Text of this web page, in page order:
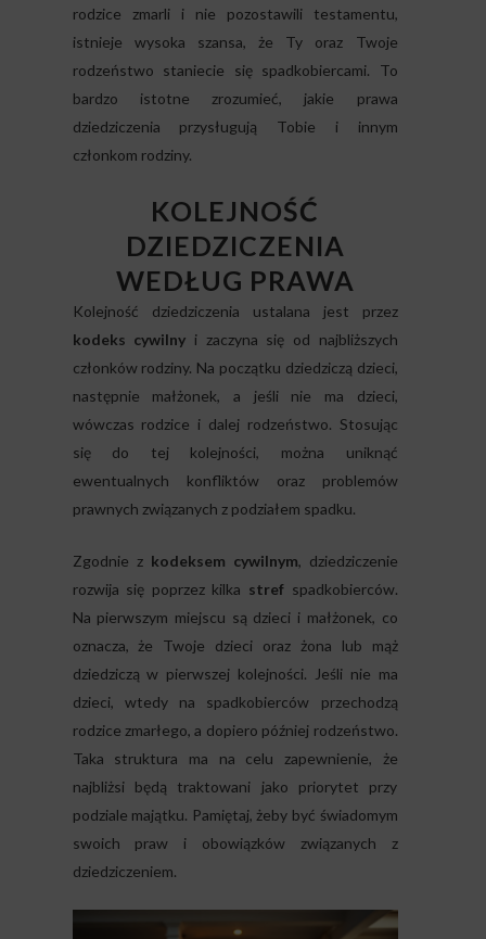
rodzice zmarli i nie pozostawili testamentu,
istnieje wysoka szansa, że Ty oraz Twoje
rodzeństwo staniecie się spadkobiercami. To
bardzo istotne zrozumieć, jakie prawa
dziedziczenia przysługują Tobie i innym
członkom rodziny.
KOLEJNOŚĆ
DZIEDZICZENIA
WEDŁUG PRAWA
Kolejność dziedziczenia ustalana jest przez
kodeks cywilny i zaczyna się od najbliższych
członków rodziny. Na początku dziedziczą dzieci,
następnie małżonek, a jeśli nie ma dzieci,
wówczas rodzice i dalej rodzeństwo. Stosując
się do tej kolejności, można uniknąć
ewentualnych konfliktów oraz problemów
prawnych związanych z podziałem spadku.
Zgodnie z kodeksem cywilnym, dziedziczenie
rozwija się poprzez kilka strefspadkobierców.
Na pierwszym miejscu są dzieci i małżonek, co
oznacza, że Twoje dzieci oraz żona lub mąż
dziedziczą w pierwszej kolejności. Jeśli nie ma
dzieci, wtedy na spadkobierców przechodzą
rodzice zmarłego, a dopiero później rodzeństwo.
Taka struktura ma na celu zapewnienie, że
najbliżsi będą traktowani jako priorytet przy
podziale majątku. Pamiętaj, żeby być świadomym
swoich praw i obowiązków związanych z
dziedziczeniem.